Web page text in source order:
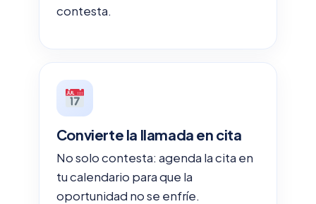
contesta.
Convierte la llamada en cita
No solo contesta: agenda la cita en
tu calendario para que la
oportunidad no se enfríe.